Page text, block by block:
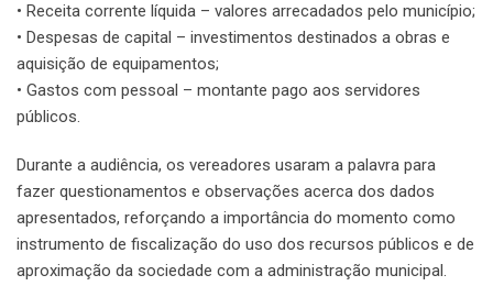
• Receita corrente líquida – valores arrecadados pelo município;
• Despesas de capital – investimentos destinados a obras e
aquisição de equipamentos;
• Gastos com pessoal – montante pago aos servidores
públicos.
Durante a audiência, os vereadores usaram a palavra para
fazer questionamentos e observações acerca dos dados
apresentados, reforçando a importância do momento como
instrumento de fiscalização do uso dos recursos públicos e de
aproximação da sociedade com a administração municipal.